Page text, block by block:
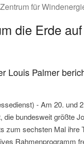
für
die Erde
Louis Palmer
- Am 20. und
die bundesweit größte
zum sechsten Mal
Rahmenprogramm